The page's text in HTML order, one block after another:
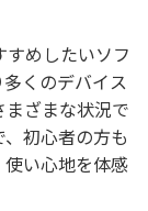
めしたいソフ
くのデバイス
ざまな状況で
初心者の方も
い心地を体感